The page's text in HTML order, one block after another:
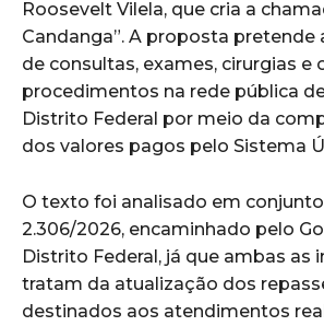
Roosevelt Vilela, que cria a
Candanga”. A proposta pretende
de consultas, exames, cirurgias e
procedimentos na rede pública
Distrito Federal por meio da
dos valores pagos pelo Sistema
O texto foi analisado em
2.306/2026, encaminhado pelo
Distrito Federal, já que ambas as
tratam da atualização dos
destinados aos atendimentos